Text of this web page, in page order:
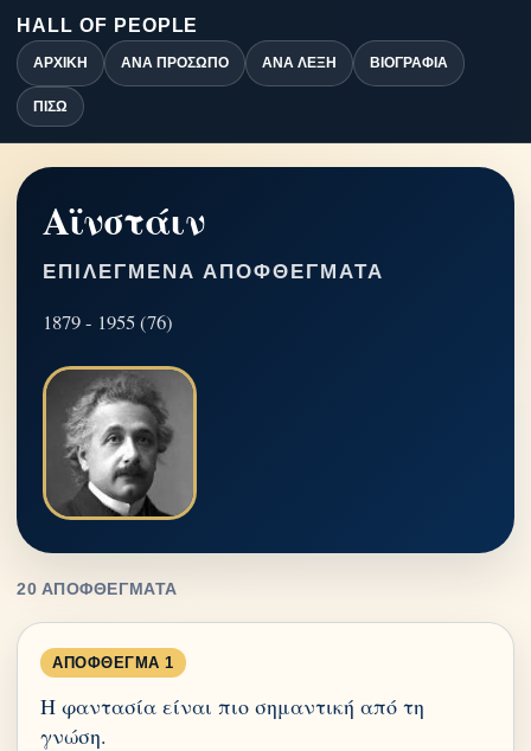
HALL OF PEOPLE
ΑΡΧΙΚΉ ΑΝΆ ΠΡΌΣΩΠΟ ΑΝΆ ΛΈΞΗ ΒΙΟΓΡΑΦΊΑ
ΠΊΣΩ
Αϊνστάιν
ΕΠΙΛΕΓΜΈΝΑ ΑΠΟΦΘΈΓΜΑΤΑ
1879 - 1955 (76)
20 ΑΠΟΦΘΈΓΜΑΤΑ
ΑΠΌΦΘΕΓΜΑ 1
Η φαντασία είναι πιο σημαντική από τη
γνώση.